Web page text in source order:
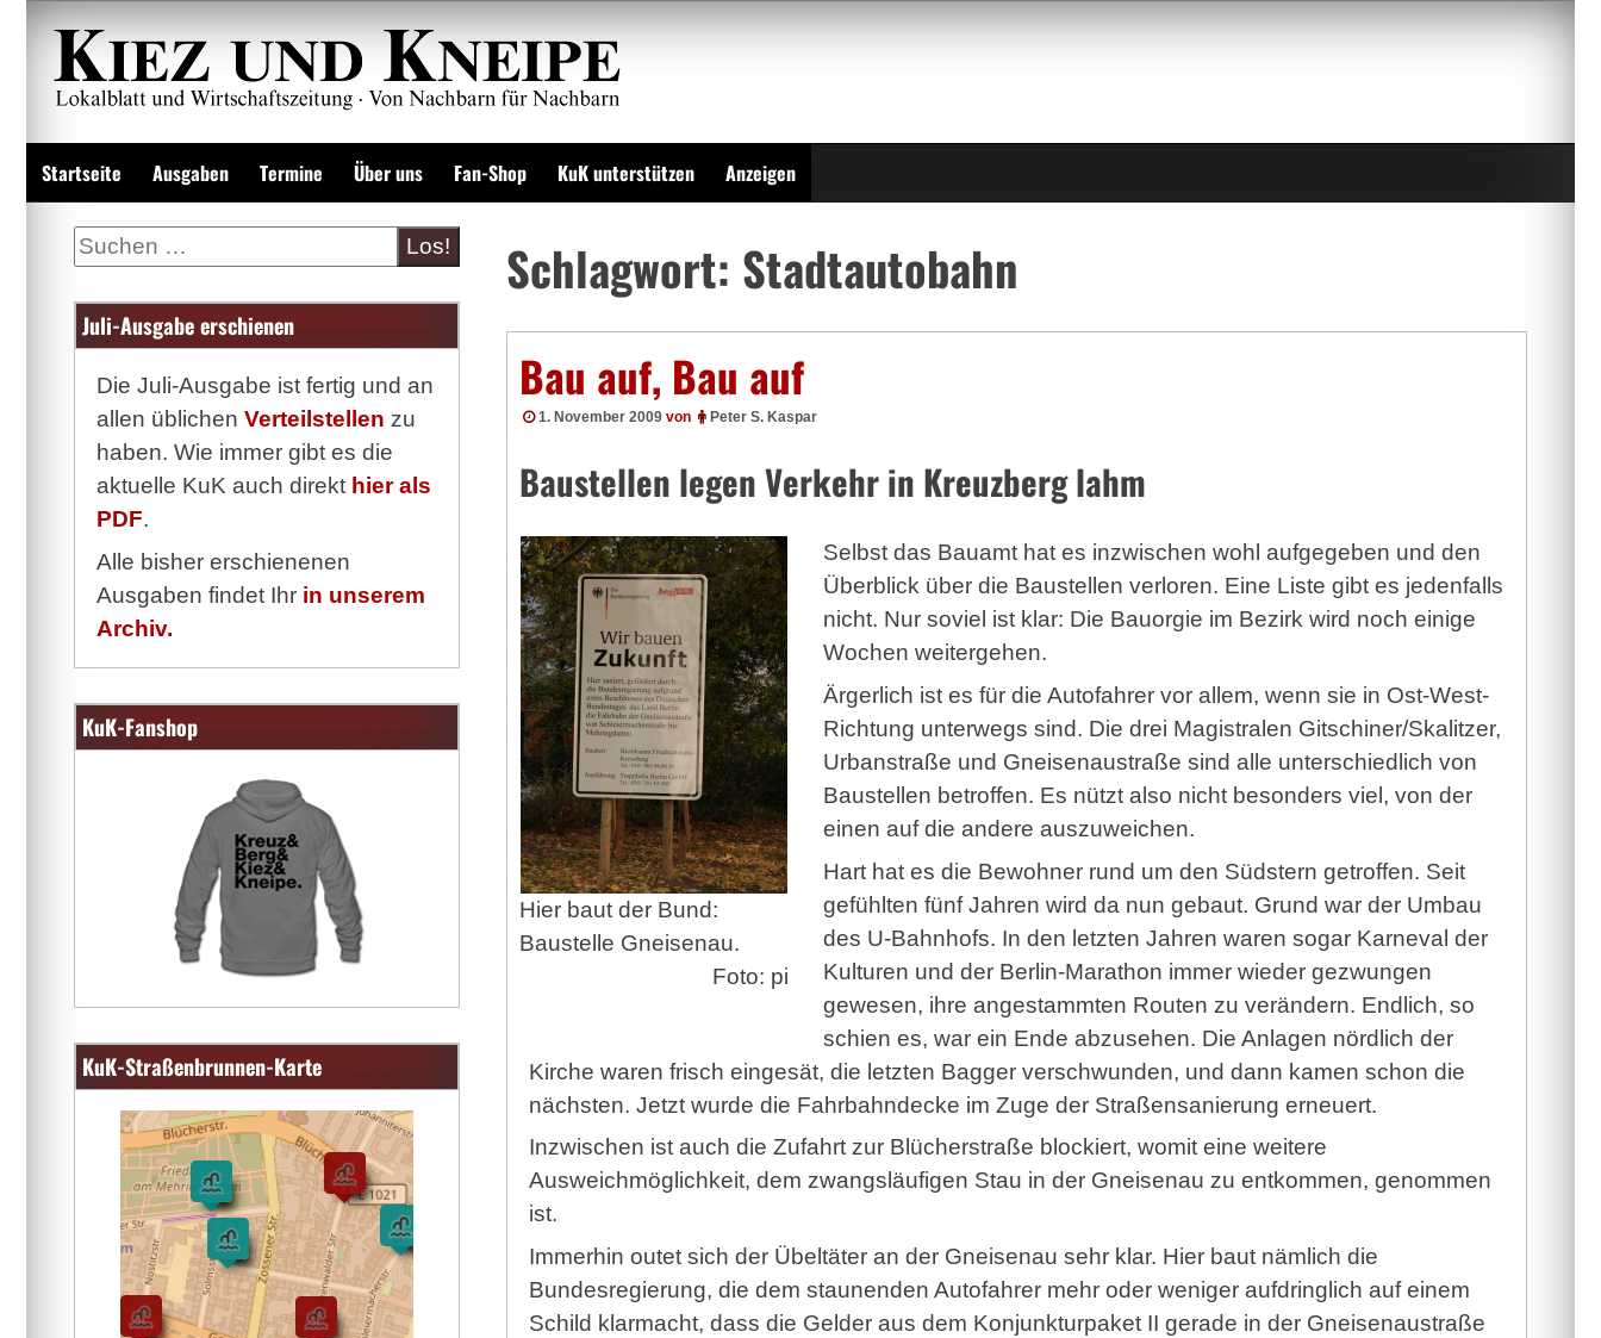
Zum
Inhalt
springen
Startseite Ausgaben Termine Über uns Fan-Shop KuK unterstützen Anzeigen
Schlagwort: Stadtautobahn
Bau auf, Bau auf
1. November 2009 von Peter S. Kaspar
Baustellen legen Verkehr in Kreuzberg lahm
Hier baut der Bund:
Baustelle Gneisenau.
Foto: pi
Selbst das Bauamt hat es inzwischen wohl aufgegeben und den
Überblick über die Baustellen verloren. Eine Liste gibt es jedenfalls
nicht. Nur soviel ist klar: Die Bauorgie im Bezirk wird noch einige
Wochen weitergehen.
Ärgerlich ist es für die Autofahrer vor allem, wenn sie in Ost-West-
Richtung unterwegs sind. Die drei Magistralen Gitschiner/Skalitzer,
Urbanstraße und Gneise­nau­straße sind alle unterschiedlich von
Baustellen betroffen. Es nützt also nicht besonders viel, von der
einen auf die andere auszuweichen.
Hart hat es die Bewohner rund um den Südstern getroffen. Seit
gefühlten fünf Jahren wird da nun gebaut. Grund war der Umbau
des U-Bahnhofs. In den letzten Jahren waren sogar Karneval der
Kulturen und der Berlin-Marathon immer wieder gezwungen
gewesen, ihre angestammten Routen zu verändern. Endlich, so
schien es, war ein Ende abzusehen. Die Anlagen nördlich der
Kirche waren frisch eingesät, die letzten Bagger verschwunden, und dann kamen schon die
nächsten. Jetzt wurde die Fahrbahndecke im Zuge der Stra­ßen­sa­nie­rung erneuert.
Inzwischen ist auch die Zufahrt zur Blücherstraße blockiert, womit eine weitere
Ausweichmöglichkeit, dem zwangsläufigen Stau in der Gneisenau zu entkommen, genommen
ist.
Immerhin outet sich der Übeltäter an der Gneisenau sehr klar. Hier baut nämlich die
Bundesregierung, die dem staunenden Autofahrer mehr oder weniger aufdringlich auf einem
Schild klarmacht, dass die Gelder aus dem Konjunkturpaket II gerade in der Gneisenaustraße
Suche
Juli-Ausgabe erschienen
Die Juli-Ausgabe ist fertig und an
allen üblichen Verteilstellen zu
haben. Wie immer gibt es die
aktuelle KuK auch direkt hier als
PDF.
Alle bisher erschienenen
Ausgaben findet Ihr in unserem
Archiv.
KuK-Fanshop
KuK-Straßenbrunnen-Karte